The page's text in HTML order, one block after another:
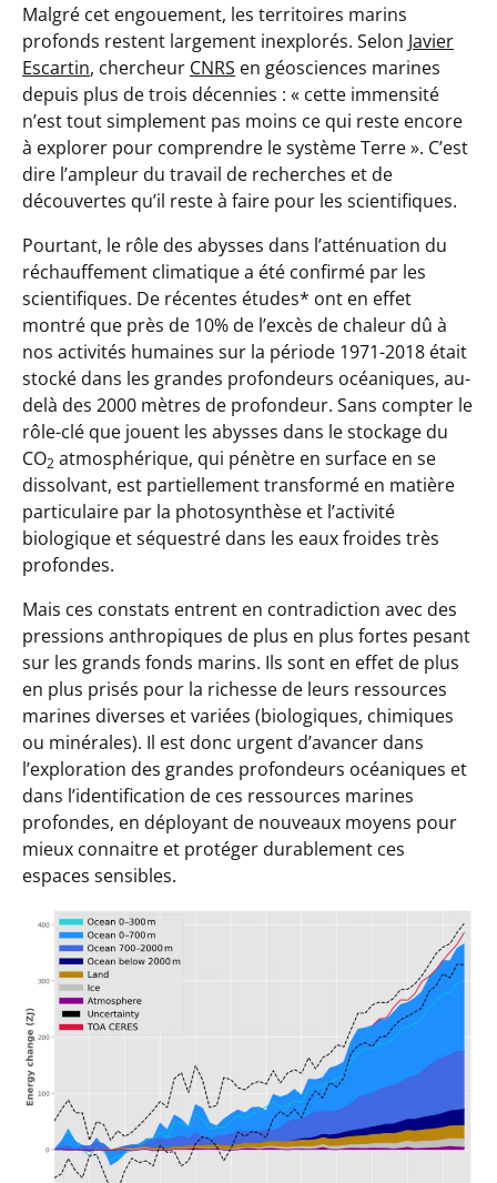
Malgré cet engouement, les territoires marins
profonds restent largement inexplorés. Selon Javier
Escartin, chercheur CNRS en géosciences marines
depuis plus de trois décennies : « cette immensité
n’est tout simplement pas moins ce qui reste encore
à explorer pour comprendre le système Terre». C’est
dire l’ampleur du travail de recherches et de
découvertes qu’il reste à faire pour les scientifiques.
Pourtant, le rôle des abysses dans l’atténuation du
réchauffement climatique a été confirmé par les
scientifiques. De récentes études* ont en effet
montré que près de 10% de l’excès de chaleur dû à
nos activités humaines sur la période 1971-2018 était
stocké dans les grandes profondeurs océaniques, au-
delà des 2000 mètres de profondeur. Sans compter le
rôle-clé que jouent les abysses dans le stockage du
CO2 atmosphérique, qui pénètre en surface en se
dissolvant, est partiellement transformé en matière
particulaire par la photosynthèse et l’activité
biologique et séquestré dans les eaux froides très
profondes.
Mais ces constats entrent en contradiction avec des
pressions anthropiques de plus en plus fortes pesant
sur les grands fonds marins. Ils sont en effet de plus
en plus prisés pour la richesse de leurs ressources
marines diverses et variées (biologiques, chimiques
ou minérales). Il est donc urgent d’avancer dans
l’exploration des grandes profondeurs océaniques et
dans l’identification de ces ressources marines
profondes, en déployant de nouveaux moyens pour
mieux connaitre et protéger durablement ces
espaces sensibles.